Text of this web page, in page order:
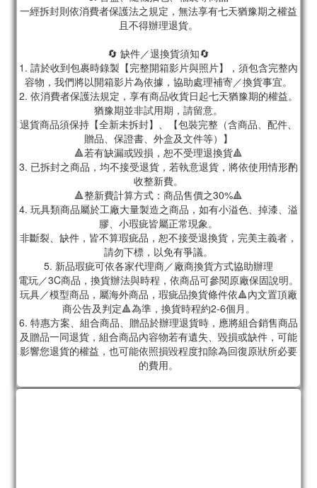
一經拆封則依消費者保護法之規定，無法享有七天猶豫期之權益
且不得辦理退貨。
🔄 缺件／退換貨須知🔄
1. 請於收到包裹時錄製【完整開箱影片與照片】，須包含完整內
容物，我們將以開箱影片為依據，協助處理補寄／換貨事宜。
2. 依消費者保護法規定，享有商品收貨日起七天猶豫期的權益。
猶豫期並非試用期，請留意。
退貨商品須保持【全新未拆封】、【包裝完整（含商品、配件、
贈品、保證書、外盒及文件等）】
🔺若有缺漏或毀損，恕不受理退換貨🔺
3. 已拆封之商品，均不接受退貨，若執意退貨，將依使用情形酌
收整新費。
🔺整新費計算方式：商品售價之30%🔺
4. 玩具類商品屬於工廠大量製造之商品，如有小溢色、掉漆、溢
膠、小瑕疵皆屬正常現象。
非斷裂、缺件，皆不算瑕疵品，恕不接受退換貨，完美主義者，
請勿下標，以免有爭議。
5. 新品瑕疵可依各家代理商／廠商換貨方式協助辦理
電玩／3C商品，換貨辦法與時程，依商品可參閱原廠保固說明。
玩具／模型商品，屬海外商品，瑕疵品換貨條件依🔺內文置頂廠
商公告及判定🔺為準，換貨時程約2-6個月。
6. 特惠方案、組合商品、贈品於辦理退貨時，應將組合銷售商品
及贈品一同退貨，組合商品內容物若有遺失、毀損或缺件，可能
影響您退貨的權益，也可能依照損毀程度扣除為回復原狀所必要
的費用。